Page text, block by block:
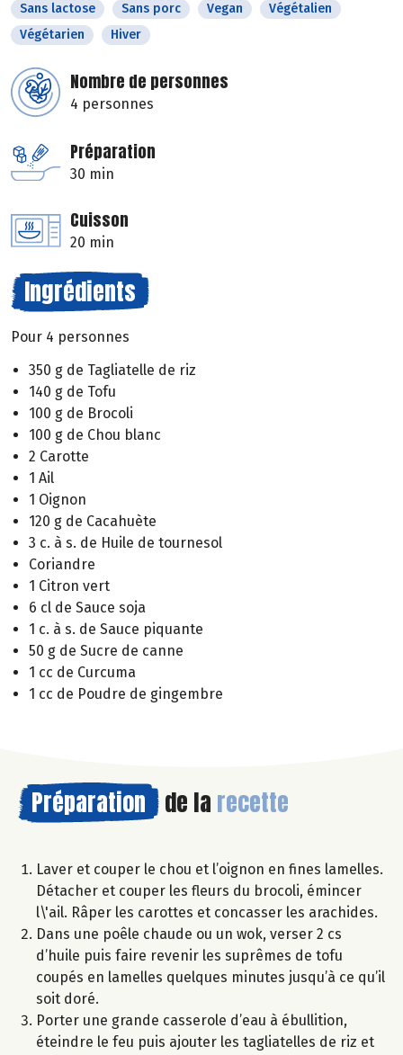
Sans lactose
Sans porc Vegan
Végétalien
Végétarien
Hiver
Nombre de personnes
4 personnes
Préparation
30 min
Cuisson
20 min
Ingrédients
Pour 4 personnes
350 g de Tagliatelle de riz
140 g de Tofu
100 g de Brocoli
100 g de Chou blanc
2 Carotte
1 Ail
1 Oignon
120 g de Cacahuète
3 c. à s. de Huile de tournesol
Coriandre
1 Citron vert
6 cl de Sauce soja
1 c. à s. de Sauce piquante
50 g de Sucre de canne
1 cc de Curcuma
1 cc de Poudre de gingembre
Préparation de la recette
Laver et couper le chou et l’oignon en fines lamelles.
Détacher et couper les fleurs du brocoli, émincer
l\'ail. Râper les carottes et concasser les arachides.
Dans une poêle chaude ou un wok, verser 2 cs
d’huile puis faire revenir les suprêmes de tofu
coupés en lamelles quelques minutes jusqu’à ce qu’il
soit doré.
Porter une grande casserole d’eau à ébullition,
éteindre le feu puis ajouter les tagliatelles de riz et